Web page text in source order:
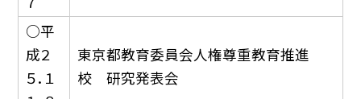
○平
成２
５．１
東京都教育委員会人権尊重教育推進
校 研究発表会